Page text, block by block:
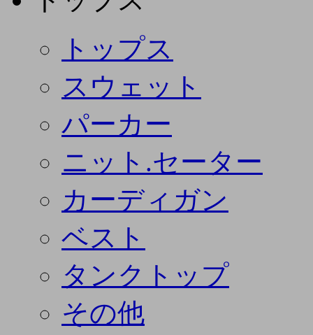
トップス
スウェット
パーカー
ニット.セーター
カーディガン
ベスト
タンクトップ
その他